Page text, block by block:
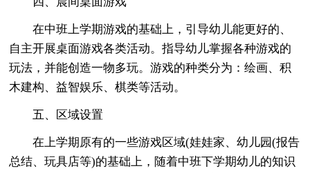
在中班上学期游戏的基础上，引导幼儿能更好的、
自主开展桌面游戏各类活动。指导幼儿掌握各种游戏的
玩法，并能创造一物多玩。游戏的种类分为：绘画、积
木建构、益智娱乐、棋类等活动。
五、区域设置
在上学期原有的一些游戏区域(娃娃家、幼儿园(报告
总结、玩具店等)的基础上，随着中班下学期幼儿的知识